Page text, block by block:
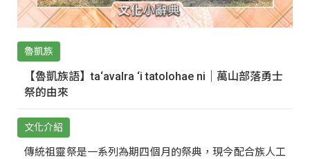
魯凱族
【魯凱族語】ta‘avalra ‘i tatolohae ni｜萬山部落勇士
祭的由來
文化介紹
傳統祖靈祭是一系列為期四個月的祭典，現今配合族人工